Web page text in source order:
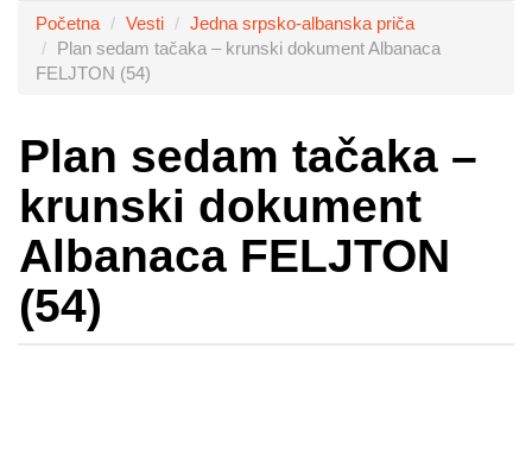
Početna Vesti
Jedna srpsko-albanska priča
Plan sedam tačaka – krunski dokument Albanaca
FELJTON (54)
Plan sedam tačaka –
krunski dokument
Albanaca FELJTON
(54)